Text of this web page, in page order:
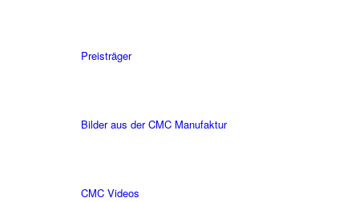
Preisträger
Bilder aus der CMC Manufaktur
CMC Videos